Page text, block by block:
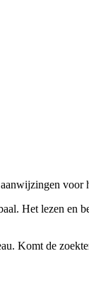
voor
Het lezen en
Komt de